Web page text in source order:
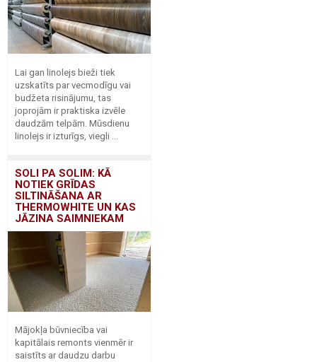
Lai gan linolejs bieži tiek
uzskatīts par vecmodīgu vai
budžeta risinājumu, tas
joprojām ir praktiska izvēle
daudzām telpām. Mūsdienu
linolejs ir izturīgs, viegli ...
SOLI PA SOLIM: KĀ
NOTIEK GRĪDAS
SILTINĀŠANA AR
THERMOWHITE UN KAS
JĀZINA SAIMNIEKAM
Mājokļa būvniecība vai
kapitālais remonts vienmēr ir
saistīts ar daudzu darbu